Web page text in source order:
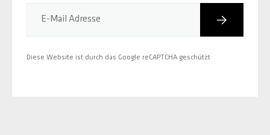
E-Mail Adresse
Diese Website ist durch das Google reCAPTCHA geschützt